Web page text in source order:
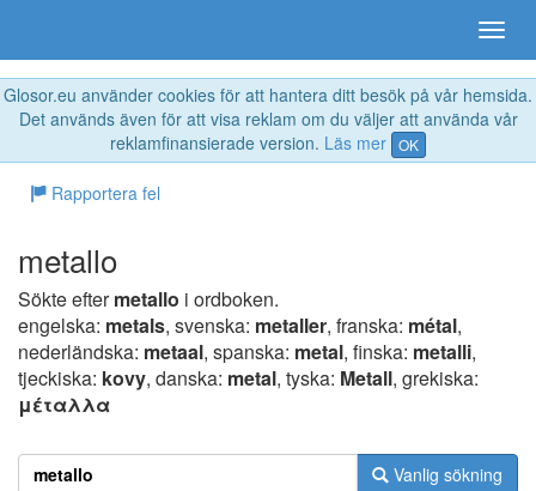
Glosor.eu använder cookies för att hantera ditt besök på vår hemsida.
Det används även för att visa reklam om du väljer att använda vår
reklamfinansierade version. Läs mer OK
Rapportera fel
metallo
Sökte eftermetallo i ordboken.
engelska: metals, svenska: metaller, franska: métal,
nederländska: metaal, spanska: metal, finska: metalli,
tjeckiska: kovy, danska: metal, tyska: Metall, grekiska:
μέταλλα
Vanlig sökning